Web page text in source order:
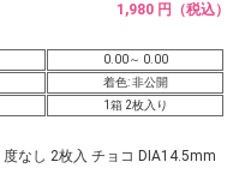
1,980 円（税込）
0.00～ 0.00
着色: 非公開
1箱 2枚入り
度なし 2枚入 チョコ DIA14.5mm